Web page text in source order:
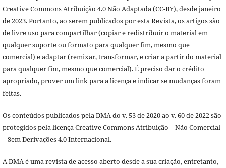
Creative Commons Atribuição 4.0 Não Adaptada (CC-BY), desde janeiro
de 2023. Portanto, ao serem publicados por esta Revista, os artigos são
de livre uso para compartilhar (copiar e redistribuir o material em
qualquer suporte ou formato para qualquer fim, mesmo que
comercial) e adaptar (remixar, transformar, e criar a partir do material
para qualquer fim, mesmo que comercial). É preciso dar o crédito
apropriado, prover um link para a licença e indicar se mudanças foram
feitas.
Os conteúdos publicados pela DMA do v. 53 de 2020 ao v. 60 de 2022 são
protegidos pela licença Creative Commons Atribuição – Não Comercial
– Sem Derivações 4.0 Internacional.
A DMA é uma revista de acesso aberto desde a sua criação, entretanto,